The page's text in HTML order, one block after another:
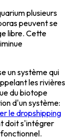
plusieurs
peuvent se
libre. Cette
un système qui
les rivières
du biotope
d'un système:
le dropshipping
doit s'intégrer